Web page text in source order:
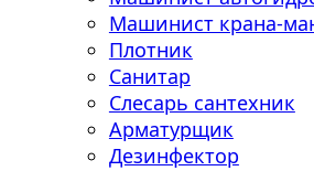
Машинист крана-
Плотник
Санитар
Слесарь сантехник
Арматурщик
Дезинфектор